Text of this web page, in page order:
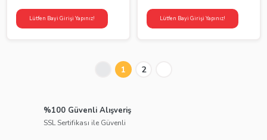
Lütfen Bayi Girişi Yapınız! Lütfen Bayi Girişi Yapınız!
1 2
%100 Güvenli Alışveriş
SSL Sertifikası ile Güvenli